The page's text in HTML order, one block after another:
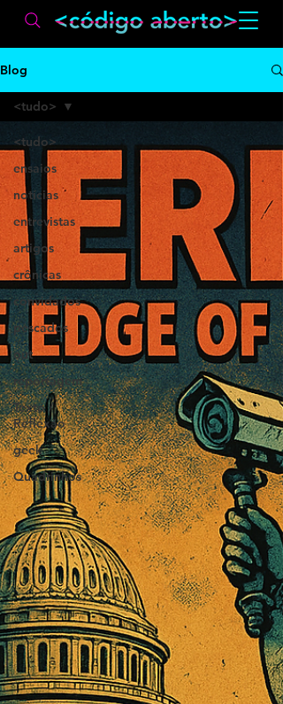
Blog
<tudo>
ensaios
notícias
entrevistas
artigos
crônicas
convidados
pescados
out
reportagem
Texto /
Reflexão
geek
Quadrinhos
<tudo>